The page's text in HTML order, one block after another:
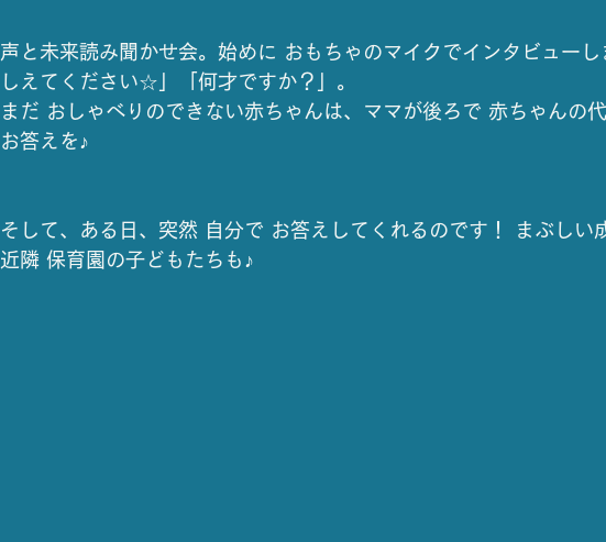
声と未来読み聞かせ会。始めに おもちゃのマイクでインタビュー
しえてください☆」「何才ですか？」。
まだ おしゃべりのできない赤ちゃんは、ママが後ろで 赤ちゃんの
お答えを♪
そして、ある日、突然 自分で お答えしてくれるのです！ まぶしい
近隣 保育園の子どもたちも♪